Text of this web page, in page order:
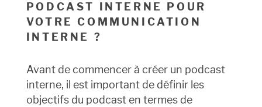
PODCAST INTERNE POUR
VOTRE COMMUNICATION
INTERNE ?
Avant de commencer à créer un podcast
interne, il est important de définir les
objectifs du podcast en termes de